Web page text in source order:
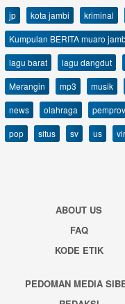
jp
kota jambi kriminal
Kumpulan BERITA muaro
lagu barat
lagu dangdut
Merangin
mp3 musik
news
olahraga
pop
situs sv us
ABOUT US
FAQ
KODE ETIK
PEDOMAN MEDIA